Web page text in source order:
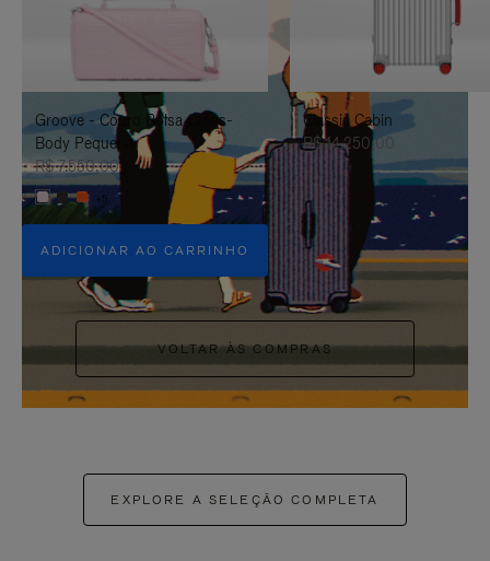
PRESSIONE
PAUSÁ-
LO
FAVOR,
CLIQUE
PARA
ATIVÁ-
LO
Groove - Couro Bolsa Cross-
Body Pequena
R$ 7.550,00
+5
ADICIONAR AO CARRINHO
Classic Cabin
R$ 14.250,00
VOLTAR ÀS COMPRAS
EXPLORE A SELEÇÃO COMPLETA